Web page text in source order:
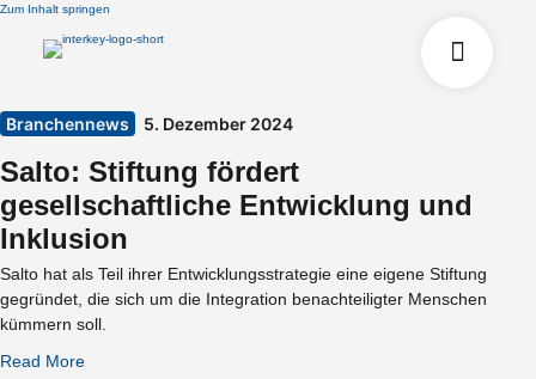
Zum Inhalt springen
Branchennews 5. Dezember 2024
Salto: Stiftung fördert
gesellschaftliche Entwicklung und
Inklusion
Salto hat als Teil ihrer Entwicklungsstrategie eine eigene Stiftung
gegründet, die sich um die Integration benachteiligter Menschen
kümmern soll.
Read More